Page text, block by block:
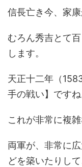
信長亡き今、家
むろん秀吉とて
します。
天正十二年（
手の戦い】ですね
これが非常に複
両軍が、非常に
どを築いたりし